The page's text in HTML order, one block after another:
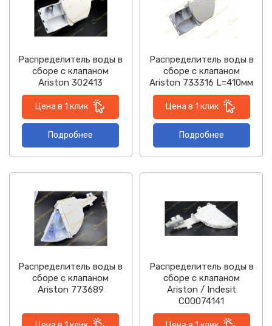
Распределитель воды в
сборе с клапаном
Ariston 302413
Цена в 1 клик
Подробнее
Распределитель воды в
сборе с клапаном
Ariston 733316 L=410мм
Цена в 1 клик
Подробнее
Распределитель воды в
сборе с клапаном
Ariston 773689
Распределитель воды в
сборе с клапаном
Ariston / Indesit
C00074141